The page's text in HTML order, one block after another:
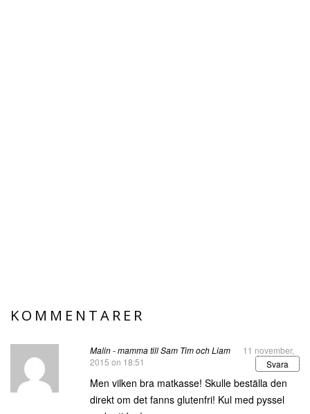
KOMMENTARER
Malin - mamma till Sam Tim och Liam
11 november,
2015 on 18:51
Svara
Men vilken bra matkasse! Skulle beställa den
direkt om det fanns glutenfri! Kul med pyssel